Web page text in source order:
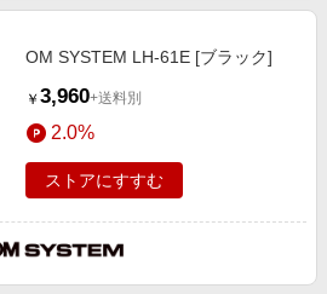
OM SYSTEM LH-61E [ブラック]
￥ 3,960+送料別
2.0%
ストアにすすむ